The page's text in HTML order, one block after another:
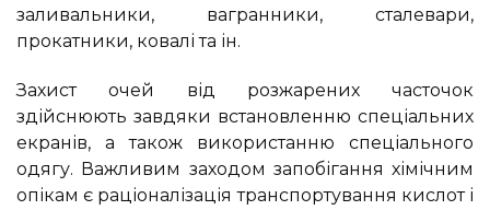
заливальники, вагранники, сталевари,
прокатники, ковалі та ін.
Захист очей від розжарених часточок
здійснюють завдяки встановленню спеціальних
екранів, а також використанню спеціального
одягу. Важливим заходом запобігання хімічним
опікам є раціоналізація транспортування кислот і